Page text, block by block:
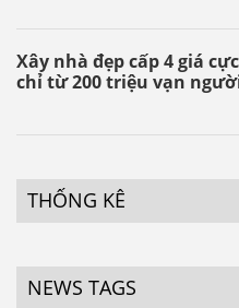
Xây nhà đẹp cấp 4 giá
chỉ từ 200 triệu vạn
THỐNG KÊ
NEWS TAGS